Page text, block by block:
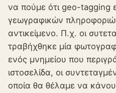
να πούμε ότι geo-tagging
γεωγραφικών
αντικείμενο. Π.χ. οι
τραβήχθηκε μία
ενός μνημείου που
ιστοσελίδα, οι
οποία θα θέλαμε να